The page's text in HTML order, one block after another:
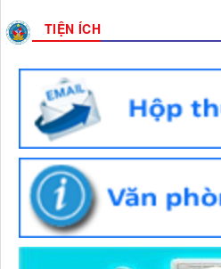
Thời gian đăng: 07/07/2026
Số :
Tên :V/v phát động tham gia Hội
Gia Lai lần thứ I, giai đoạn 2026
Thời gian đăng: 02/07/2026
lượt xem: 61 | lượt tải:46
Số : 1982 /QĐ-BYT
Tên :QUYẾT ĐỊNH Ban hành
biện pháp thực hiện dinh dưỡng
Thời gian đăng: 07/07/2026
lượt xem: 263 | lượt tải:81
TIỆN ÍCH